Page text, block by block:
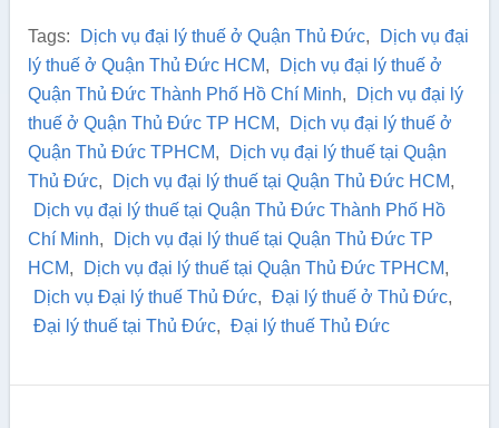
Tags: Dịch vụ đại lý thuế ở Quận Thủ Đức,
Dịch vụ đại
lý thuế ở Quận Thủ Đức HCM,
Dịch vụ đại lý thuế ở
Quận Thủ Đức Thành Phố Hồ Chí Minh,
Dịch vụ đại lý
thuế ở Quận Thủ Đức TP HCM,
Dịch vụ đại lý thuế ở
Quận Thủ Đức TPHCM,
Dịch vụ đại lý thuế tại Quận
Thủ Đức, Dịch vụ đại lý thuế tại Quận Thủ Đức HCM,
Dịch vụ đại lý thuế tại Quận Thủ Đức Thành Phố Hồ
Chí Minh,
Dịch vụ đại lý thuế tại Quận Thủ Đức TP
HCM, Dịch vụ đại lý thuế tại Quận Thủ Đức TPHCM,
Dịch vụ Đại lý thuế Thủ Đức, Đại lý thuế ở Thủ Đức,
Đại lý thuế tại Thủ Đức, Đại lý thuế Thủ Đức